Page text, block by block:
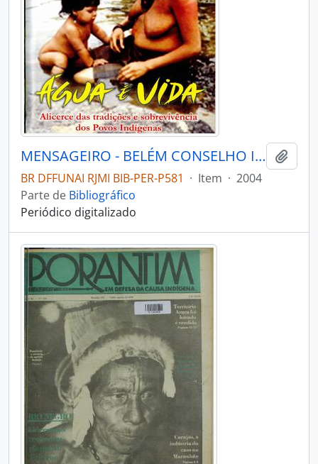
MENSAGEIRO - BELÉM CONSELHO INDIGENISTA MISSIONÁRIO - 2004 - Nº144
BR DFFUNAI RJMI BIB-PER-P581 · Item · 2004
Parte de Bibliográfico
Periódico digitalizado